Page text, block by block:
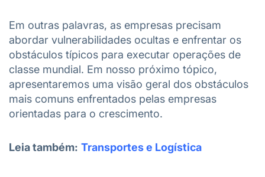
Em outras palavras, as empresas precisam
abordar vulnerabilidades ocultas e enfrentar os
obstáculos típicos para executar operações de
classe mundial. Em nosso próximo tópico,
apresentaremos uma visão geral dos obstáculos
mais comuns enfrentados pelas empresas
orientadas para o crescimento.
Leia também: Transportes e Logística